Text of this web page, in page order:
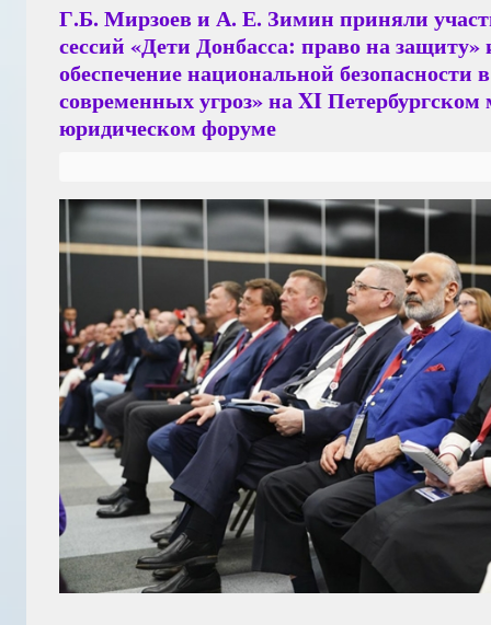
Г.Б. Мирзоев и А. Е. Зимин приняли
сессий «Дети Донбасса: право на защиту»
обеспечение национальной безопасности
современных угроз» на XI
юридическом форуме